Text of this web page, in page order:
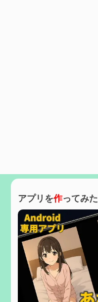
アプリを作ってみた